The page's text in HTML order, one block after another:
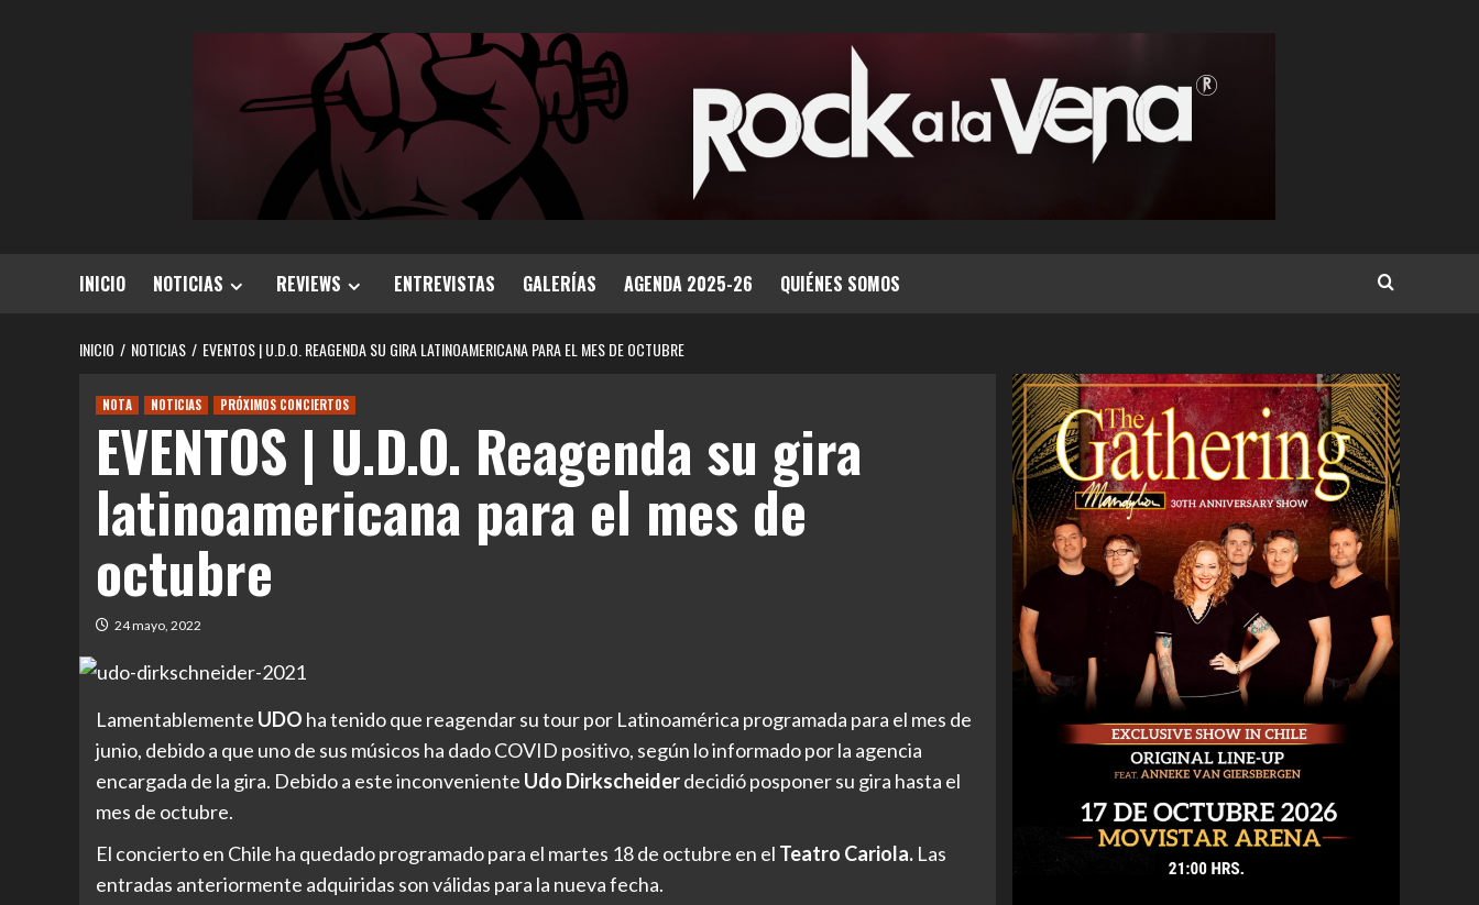
INICIO NOTICIAS REVIEWS ENTREVISTAS GALERÍAS AGENDA 2025-26 QUIÉNES SOMOS
INICIO NOTICIAS EVENTOS | U.D.O. REAGENDA SU GIRA LATINOAMERICANA PARA EL MES DE OCTUBRE
NOTA NOTICIAS PRÓXIMOS CONCIERTOS
EVENTOS | U.D.O. Reagenda su gira
latinoamericana para el mes de
octubre
24 mayo, 2022
Lamentablemente UDO ha tenido que reagendar su tour por Latinoamérica programada para el mes de
junio, debido a que uno de sus músicos ha dado COVID positivo, según lo informado por la agencia
encargada de la gira. Debido a este inconveniente Udo Dirkscheiderdecidió posponer su gira hasta el
mes de octubre.
El concierto en Chile ha quedado programado para el martes 18 de octubre en el Teatro Cariola. Las
entradas anteriormente adquiridas son válidas para la nueva fecha.